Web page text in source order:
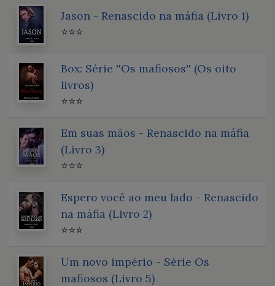
Jason - Renascido na máfia (Livro 1)
⭐⭐⭐
Box: Série ''Os mafiosos'' (Os oito
livros)
⭐⭐⭐
Em suas mãos - Renascido na máfia
(Livro 3)
⭐⭐⭐
Espero você ao meu lado - Renascido
na máfia (Livro 2)
⭐⭐⭐
Um novo império - Série Os
mafiosos (Livro 5)